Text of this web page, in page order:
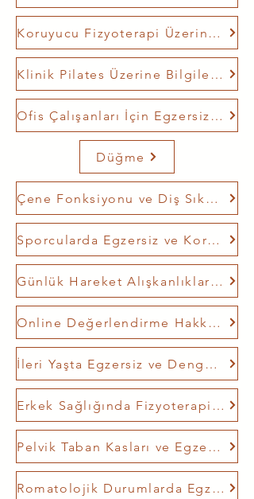
Koruyucu Fizyoterapi Üzerine Bilgilendirme
Klinik Pilates Üzerine Bilgilendirme
Ofis Çalışanları İçin Egzersiz Bilgilendirmesi
Düğme
Çene Fonksiyonu ve Diş Sıkma Bilgilendirmesi
Sporcularda Egzersiz ve Koruyucu Yaklaşımlar
Günlük Hareket Alışkanlıklarını Geliştirme
Online Değerlendirme Hakkında Bilgilendirme
İleri Yaşta Egzersiz ve Denge Farkındalığı
Erkek Sağlığında Fizyoterapik Yaklaşımlar
Pelvik Taban Kasları ve Egzersizleri Hakkında Bilgi
Romatolojik Durumlarda Egzersiz Farkındalığı